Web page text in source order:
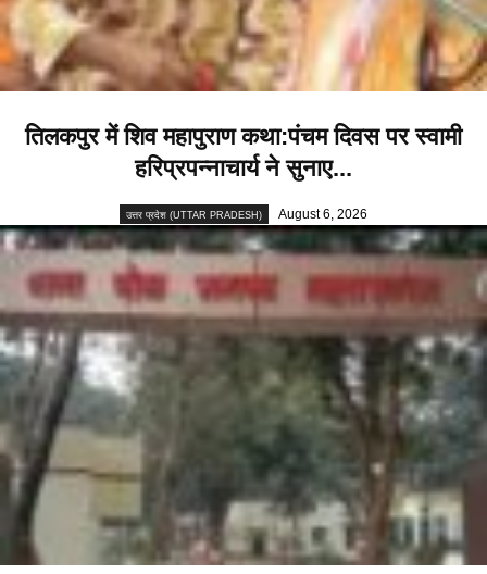
तिलकपुर में शिव महापुराण कथा:पंचम दिवस पर स्वामी
हरिप्रपन्नाचार्य ने सुनाए...
उत्तर प्रदेश (UTTAR PRADESH) August 6, 2026